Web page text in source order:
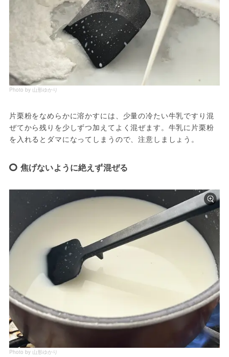
Photo by 山形ゆかり
片栗粉をなめらかに溶かすには、少量の冷たい牛乳ですり混
ぜてから残りを少しずつ加えてよく混ぜます。牛乳に片栗粉
を入れるとダマになってしまうので、注意しましょう。
焦げないように絶えず混ぜる
Photo by 山形ゆかり